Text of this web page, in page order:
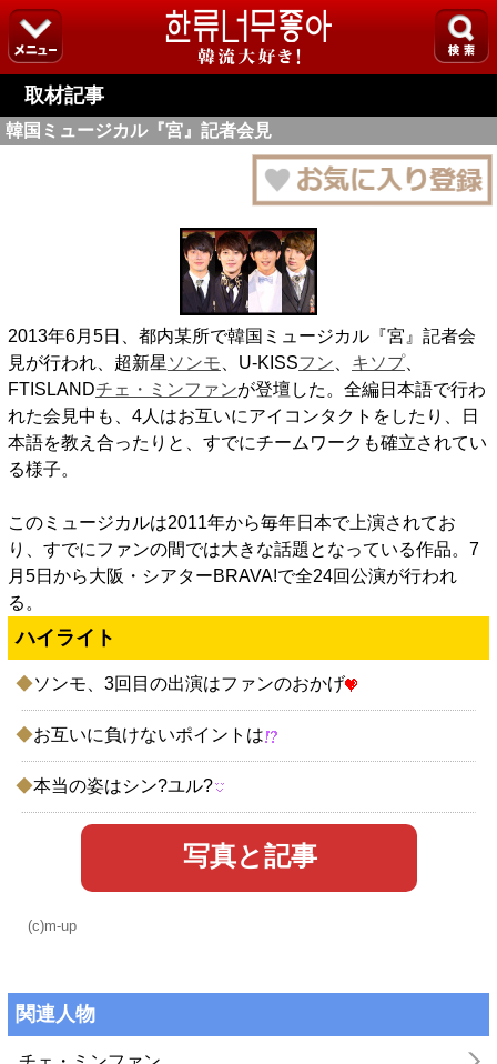
取材記事
韓国ミュージカル『宮』記者会見
2013年6月5日、都内某所で韓国ミュージカル『宮』記者会
見が行われ、超新星 ソンモ 、U-KISSフン キソプ、
FTISLANDチェ・ミンファンが登壇した。全編日本語で行わ
れた会見中も、4人はお互いにアイコンタクトをしたり、日
本語を教え合ったりと、すでにチームワークも確立されてい
る様子。
このミュージカルは2011年から毎年日本で上演されてお
り、すでにファンの間では大きな話題となっている作品。7
月5日から大阪・シアターBRAVA!で全24回公演が行われ
る。
ハイライト
◆ソンモ、3回目の出演はファンのおかげ
◆お互いに負けないポイントは
◆本当の姿はシン?ユル?
写真と記事
(c)m-up
関連人物